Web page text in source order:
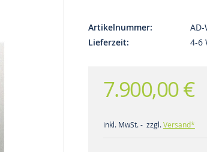
Artikelnummer
AD-
Lieferzeit
4-6
7.900,00 €
inkl. MwSt. - zzgl.Versand*